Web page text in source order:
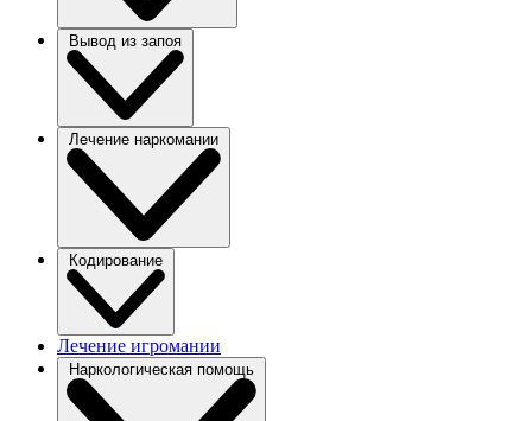
Вывод из запоя
Лечение наркомании
Кодирование
Лечение игромании
Наркологическая помощь